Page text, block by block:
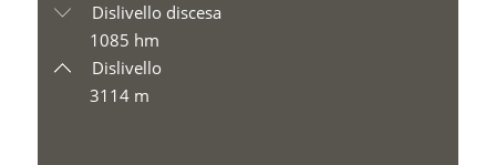
Dislivello discesa
1085 hm
Dislivello
3114 m